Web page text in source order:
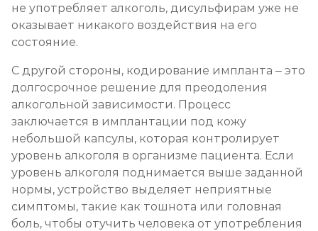
не употребляет алкоголь, дисульфирам уже не
оказывает никакого воздействия на его
состояние.
С другой стороны, кодирование импланта – это
долгосрочное решение для преодоления
алкогольной зависимости. Процесс
заключается в имплантации под кожу
небольшой капсулы, которая контролирует
уровень алкоголя в организме пациента. Если
уровень алкоголя поднимается выше заданной
нормы, устройство выделяет неприятные
симптомы, такие как тошнота или головная
боль, чтобы отучить человека от употребления